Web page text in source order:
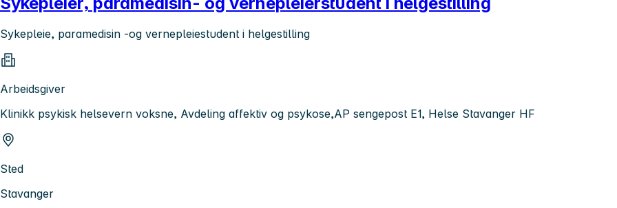
Sykepleie, paramedisin -og vernepleiestudent i helgestilling
Arbeidsgiver
Klinikk psykisk helsevern voksne, Avdeling affektiv og psykose,AP sengepost E1, Helse Stavanger HF
Sted
Stavanger